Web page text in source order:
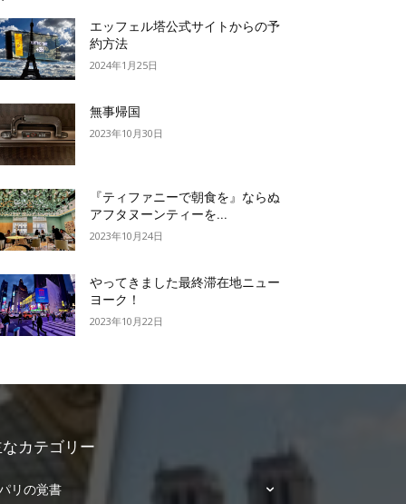
エッフェル塔公式サイトからの予
約方法
2024年1月25日
無事帰国
2023年10月30日
『ティファニーで朝食を』ならぬ
アフタヌーンティーを...
2023年10月24日
やってきました最終滞在地ニュー
ヨーク！
2023年10月22日
なカテゴリー
リの覚書